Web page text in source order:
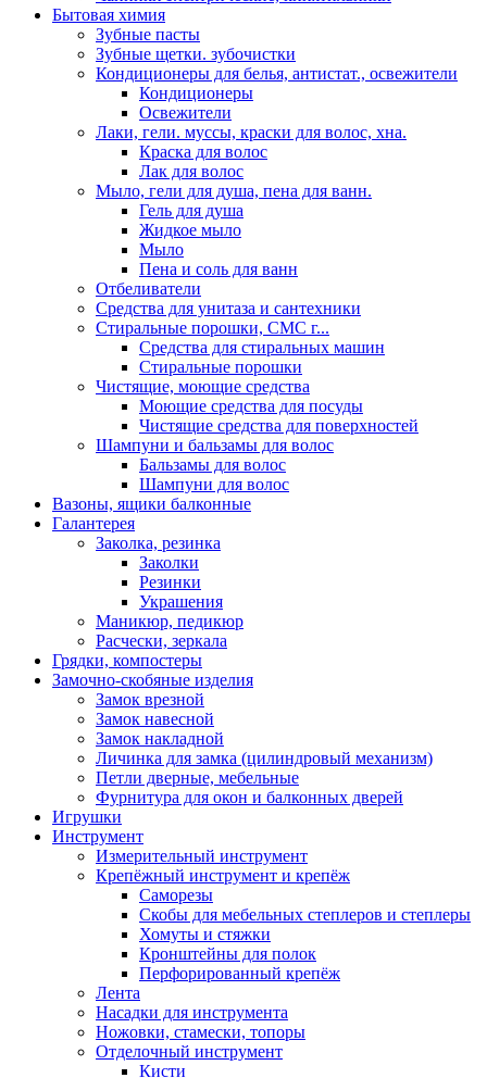
Бытовая химия
Зубные пасты
Зубные щетки. зубочистки
Кондиционеры для белья, антистат., освежители
Кондиционеры
Освежители
Лаки, гели. муссы, краски для волос, хна.
Краска для волос
Лак для волос
Мыло, гели для душа, пена для ванн.
Гель для душа
Жидкое мыло
Мыло
Пена и соль для ванн
Отбеливатели
Средства для унитаза и сантехники
Стиральные порошки, СМС г...
Средства для стиральных машин
Стиральные порошки
Чистящие, моющие средства
Моющие средства для посуды
Чистящие средства для поверхностей
Шампуни и бальзамы для волос
Бальзамы для волос
Шампуни для волос
Вазоны, ящики балконные
Галантерея
Заколка, резинка
Заколки
Резинки
Украшения
Маникюр, педикюр
Расчески, зеркала
Грядки, компостеры
Замочно-скобяные изделия
Замок врезной
Замок навесной
Замок накладной
Личинка для замка (цилиндровый механизм)
Петли дверные, мебельные
Фурнитура для окон и балконных дверей
Игрушки
Инструмент
Измерительный инструмент
Крепёжный инструмент и крепёж
Саморезы
Скобы для мебельных степлеров и степлеры
Хомуты и стяжки
Кронштейны для полок
Перфорированный крепёж
Лента
Насадки для инструмента
Ножовки, стамески, топоры
Отделочный инструмент
Кисти